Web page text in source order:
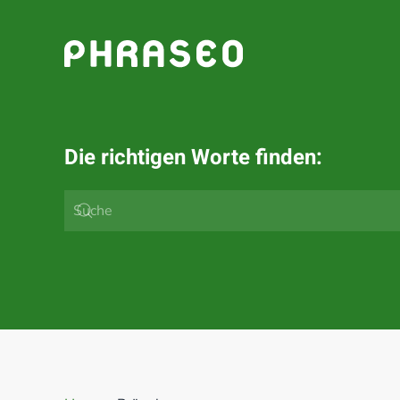
Zum Hauptinhalt springen
Die richtigen Worte finden: